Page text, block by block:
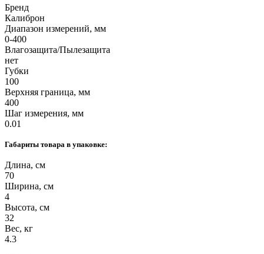
Бренд
Калиброн
Диапазон измерений, мм
0-400
Влагозащита/Пылезащита
нет
Губки
100
Верхняя граница, мм
400
Шаг измерения, мм
0.01
Габариты товара в упаковке:
Длина, см
70
Ширина, см
4
Высота, см
32
Вес, кг
4.3